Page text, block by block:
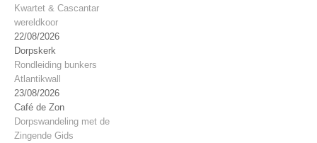
Kwartet & Cascantar
wereldkoor
22/08/2026
Dorpskerk
Rondleiding bunkers
Atlantikwall
23/08/2026
Café de Zon
Dorpswandeling met de
Zingende Gids